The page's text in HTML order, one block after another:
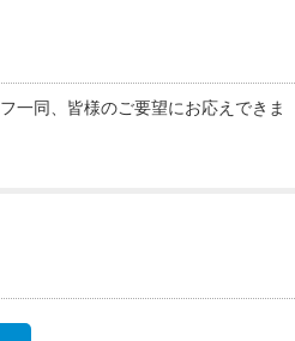
一同、皆様のご要望にお応えできま